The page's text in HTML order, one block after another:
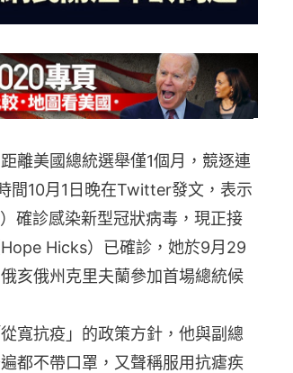
離美國總統選舉僅1個月，競逐連
間10月1日晚在Twitter發文，表示
確診感染新型冠狀病毒，現正接
Hicks）已確診，她於9月29
亥俄州克里夫蘭參加首場總統候
寬抗疫」的政策方針，他與副總
都不帶口罩，又聲稱服用抗瘧疾